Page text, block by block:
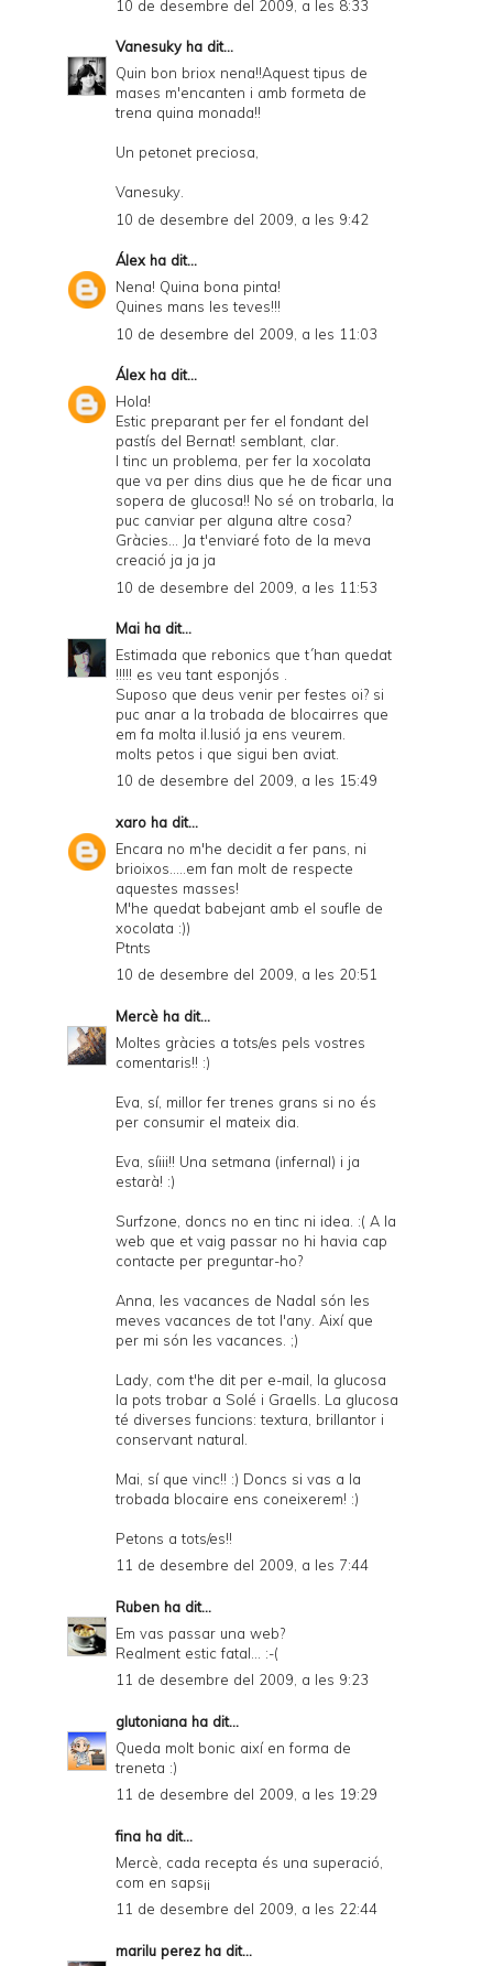
10 de desembre del 2009, a les 8:33
Vanesukyha dit...
Quin bon briox nena!!Aquest tipus de
mases m'encanten i amb formeta de
trena quina monada!!
Un petonet preciosa,
Vanesuky.
10 de desembre del 2009, a les 9:42
Álex ha dit...
Nena! Quina bona pinta!
Quines mans les teves!!!
10 de desembre del 2009, a les 11:03
Álex ha dit...
Hola!
Estic preparant per fer el fondant del
pastís del Bernat! semblant, clar.
I tinc un problema, per fer la xocolata
que va per dins dius que he de ficar una
sopera de glucosa!! No sé on trobarla, la
puc canviar per alguna altre cosa?
Gràcies... Ja t'enviaré foto de la meva
creació ja ja ja
10 de desembre del 2009, a les 11:53
Mai ha dit...
Estimada que rebonics que t´han quedat
!!!!! es veu tant esponjós .
Suposo que deus venir per festes oi? si
puc anar a la trobada de blocairres que
em fa molta il.lusió ja ens veurem.
molts petos i que sigui ben aviat.
10 de desembre del 2009, a les 15:49
xaro ha dit...
Encara no m'he decidit a fer pans, ni
brioixos.....em fan molt de respecte
aquestes masses!
M'he quedat babejant amb el soufle de
xocolata :))
Ptnts
10 de desembre del 2009, a les 20:51
Mercè ha dit...
Moltes gràcies a tots/es pels vostres
comentaris!! :)
Eva, sí, millor fer trenes grans si no és
per consumir el mateix dia.
Eva, síiii!! Una setmana (infernal) i ja
estarà! :)
Surfzone, doncs no en tinc ni idea. :( A la
web que et vaig passar no hi havia cap
contacte per preguntar-ho?
Anna, les vacances de Nadal són les
meves vacances de tot l'any. Així que
per mi són les vacances. ;)
Lady, com t'he dit per e-mail, la glucosa
la pots trobar a Solé i Graells. La glucosa
té diverses funcions: textura, brillantor i
conservant natural.
Mai, sí que vinc!! :) Doncs si vas a la
trobada blocaire ens coneixerem! :)
Petons a tots/es!!
11 de desembre del 2009, a les 7:44
Ruben ha dit...
Em vas passar una web?
Realment estic fatal... :-(
11 de desembre del 2009, a les 9:23
glutoniana ha dit...
Queda molt bonic així en forma de
treneta :)
11 de desembre del 2009, a les 19:29
fina ha dit...
Mercè, cada recepta és una superació,
com en saps¡¡
11 de desembre del 2009, a les 22:44
marilu perez ha dit...